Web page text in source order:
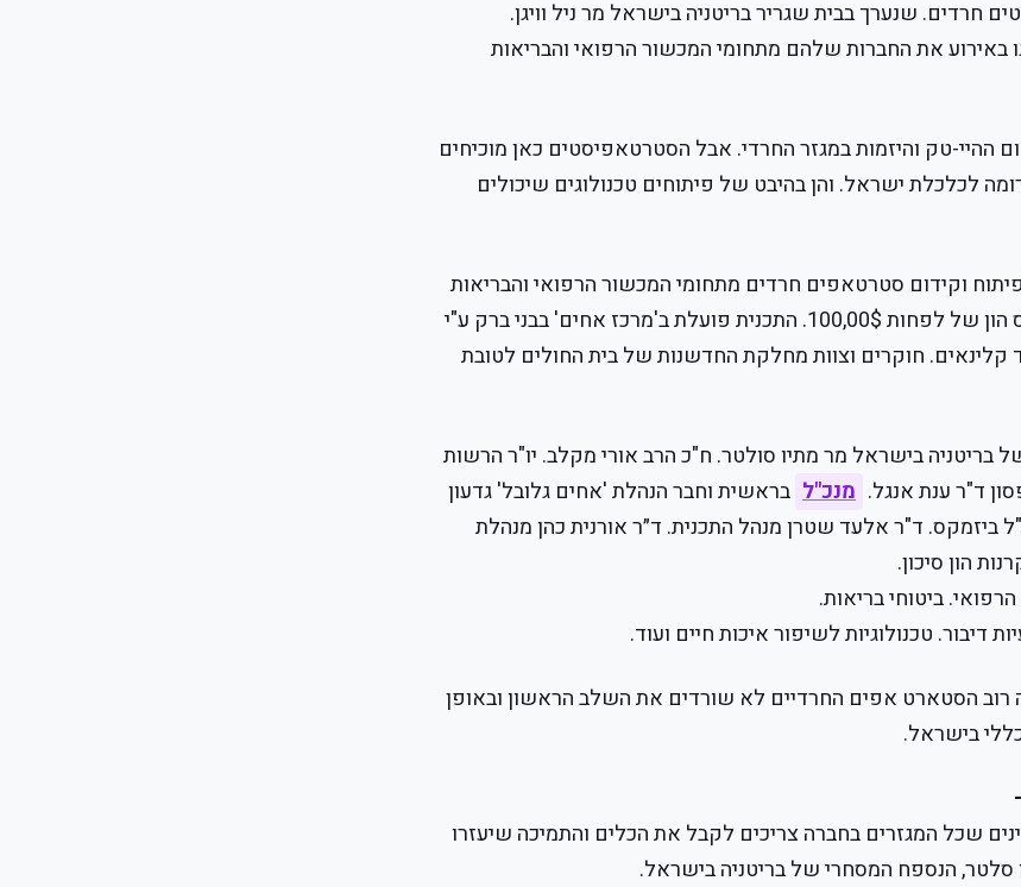
שנערך בבית שגריר בריטניה בישראל מר ניל וויגן.
את החברות שלהם מתחומי המכשור הרפואי והבריאות
טק והיזמות במגזר החרדי. אבל הסטרטאפיסטים כאן מוכיחים
לכלכלת ישראל. והן בהיבט של פיתוחים טכנולוגים שיכולים
וקידום סטרטאפים חרדים מתחומי המכשור הרפואי והבריאות
הדיגיטלית ונמצאים בשלבים מתקדמים של פיתוח. מוצר וגיוס הון של לפחות 100,00$. התכנית פועלת ב'מרכז אחים' בבני ברק ע"י
קלינאים. חוקרים וצוות מחלקת החדשנות של בית החולים לטובת
בישראל מר מתיו סולטר. ח"כ הרב אורי מקלב. יו"ר הרשות
ד"ר ענת אנגל. מנכ"ל בראשית וחבר הנהלת 'אחים גלובל' גדעון
ביזמקס. ד"ר אלעד שטרן מנהל התכנית. ד״ר אורנית כהן מנהלת
הון סיכון.
ביטוחי בריאות.
רוב הסטארט אפים החרדיים לא שורדים את השלב הראשון ובאופן
בישראל.
שכל המגזרים בחברה צריכים לקבל את הכלים והתמיכה שיעזרו
סלטר, הנספח המסחרי של בריטניה בישראל.